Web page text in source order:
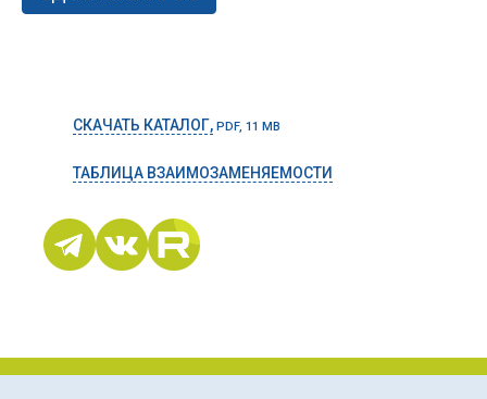
СКАЧАТЬ КАТАЛОГ, PDF, 11 MB
ТАБЛИЦА ВЗАИМОЗАМЕНЯЕМОСТИ